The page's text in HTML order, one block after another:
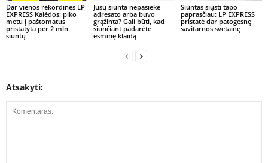
Dar vienos rekordinės LP
EXPRESS Kalėdos: piko
metu į paštomatus
pristatyta per 2 mln.
siuntų
Jūsų siunta nepasiekė
adresato arba buvo
grąžinta? Gali būti, kad
siunčiant padarėte
esminę klaidą
Siuntas siųsti tapo
paprasčiau: LP EXPRESS
pristatė dar patogesnę
savitarnos svetainę
Atsakyti: